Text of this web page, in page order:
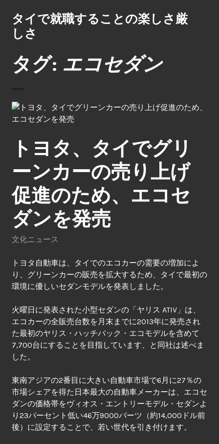
ン
テ
ン
へ
ス
ッ
プ
タイで就職することの楽しさ厳
しさ
タグ: エコセダン
トヨタ、タイでグリ
ーンカーの売り上げ
促進のため、エコセ
ダンを発売
文化ニュース
トヨタ自動車は、タイでのエコカーの需要の増加によ
り、グリーンカーの販売を拡大するため、タイで最初の
環境に優しいセダンモデルを発表しました。
火曜日に発表された小型セダンの「ヤリス ATIV」は、
エコカーの全販売台数を月末までに2013年に発売され
た最初のヤリス・ハッチバック・エコモデルを含めて
7,700台にすることを目指しています、と同社は述べま
した。
東南アジアの2番目に大きい自動車市場で6月に27％の
市場シェアを得た日本最大の自動車メーカーは、エコセ
ダンの価格帯をヴィオス・エントリーモデル・セダンよ
り23パーセント低い46万9000バーツ（約14,000ドル前
後）に設定することで、若い世代を引き付けます。